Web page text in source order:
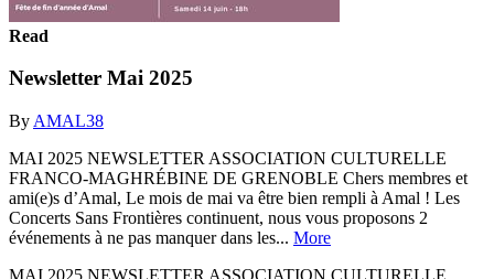
Read
Newsletter Mai 2025
By AMAL38
MAI 2025 NEWSLETTER ASSOCIATION CULTURELLE
FRANCO-MAGHRÉBINE DE GRENOBLE Chers membres et
ami(e)s d’Amal, Le mois de mai va être bien rempli à Amal ! Les
Concerts Sans Frontières continuent, nous vous proposons 2
événements à ne pas manquer dans les... More
MAI 2025 NEWSLETTER ASSOCIATION CULTURELLE